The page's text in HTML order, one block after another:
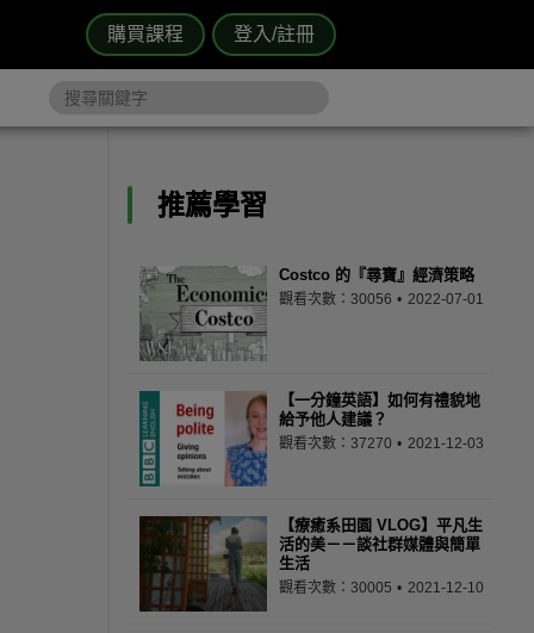
購買課程 登入/註冊
推薦學習
Costco 的『尋寶』經濟策略
觀看次數：30056 2022-07-01
【一分鐘英語】如何有禮貌地
給予他人建議？
觀看次數：37270 2021-12-03
【療癒系田園 VLOG】平凡生
活的美－－談社群媒體與簡單
生活
觀看次數：30005 2021-12-10